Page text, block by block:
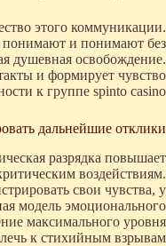
этого коммуникации.
понимают и понимают без
душевная освобождение.
и формирует чувство
к группе spinto casino.
дальнейшие отклики
разрядка повышает
воздействиям.
свои чувства, у
модель эмоционального
максимального уровня
к стихийным взрывам.